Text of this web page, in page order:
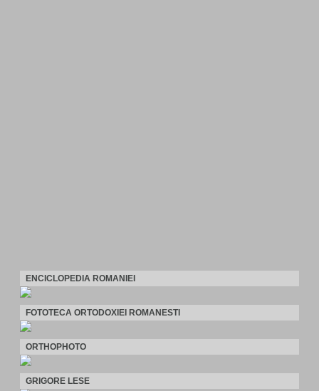
ENCICLOPEDIA ROMANIEI
FOTOTECA ORTODOXIEI ROMANESTI
ORTHOPHOTO
GRIGORE LESE